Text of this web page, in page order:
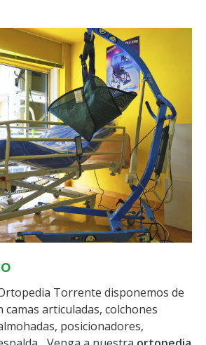
Torrente disponemos de
camas articuladas, colchones
posicionadores,